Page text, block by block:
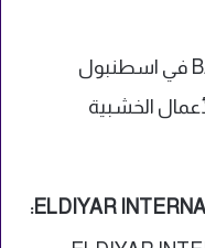
تقع شركة BALORE FURNITURE في اسطنبول
الخشبية